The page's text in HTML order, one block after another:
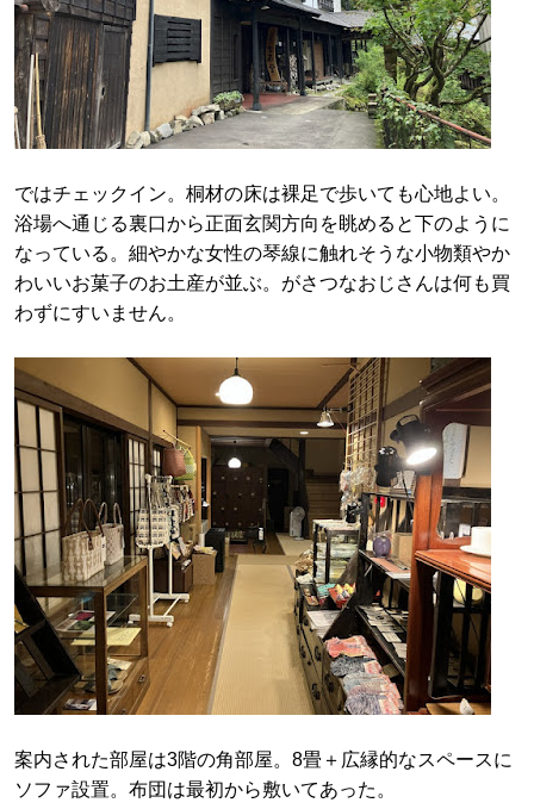
ではチェックイン。桐材の床は裸足で歩いても心地よい。
浴場へ通じる裏口から正面玄関方向を眺めると下のように
なっている。細やかな女性の琴線に触れそうな小物類やか
わいいお菓子のお土産が並ぶ。がさつなおじさんは何も買
わずにすいません。
案内された部屋は3階の角部屋。8畳＋広縁的なスペースに
ソファ設置。布団は最初から敷いてあった。